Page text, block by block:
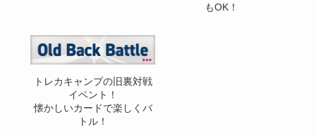
もOK！
トレカキャンプの旧裏対戦
イベント！
懐かしいカードで楽しくバ
トル！